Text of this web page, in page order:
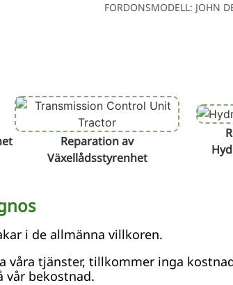
FORDONSMODELL: JOHN
Reparation av
Växellådsstyrenhet
i de allmänna villkoren.
våra tjänster, tillkommer inga
vår bekostnad.